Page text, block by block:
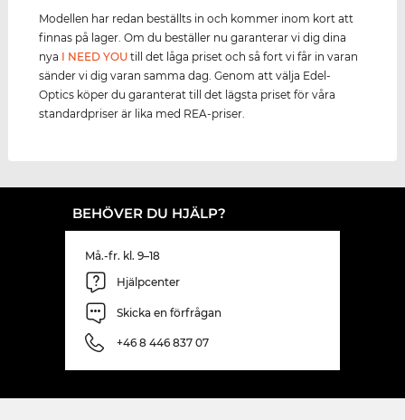
Modellen har redan beställts in och kommer inom kort att
finnas på lager. Om du beställer nu garanterar vi dig dina
nya I NEED YOU till det låga priset och så fort vi får in varan
sänder vi dig varan samma dag. Genom att välja Edel-
Optics köper du garanterat till det lägsta priset för våra
standardpriser är lika med REA-priser.
BEHÖVER DU HJÄLP?
Må.-fr. kl. 9–18
Hjälpcenter
Skicka en förfrågan
+46 8 446 837 07